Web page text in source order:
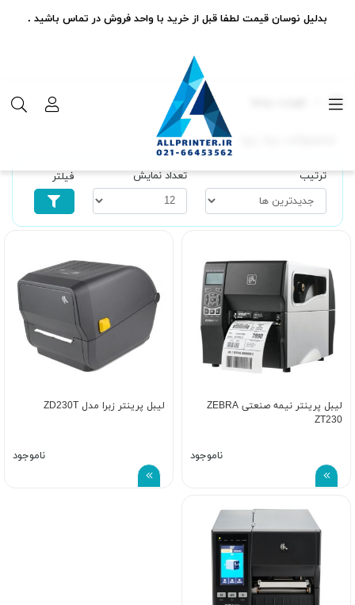
ترتیب تعداد نمایش فیلتر
لیبل پرینتر نیمه صنعتی ZEBRA
ZT230
ناموجود
لیبل پرینتر زبرا مدل ZD230T
ناموجود
بدلیل نوسان قیمت لطفا قبل از خرید با واحد فروش در تماس باشید .